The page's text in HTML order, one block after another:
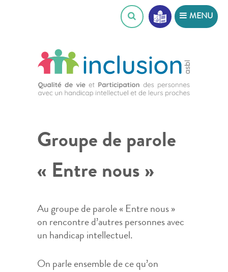
MENU
Groupe de parole
« Entre nous »
Au groupe de parole « Entre nous »
on rencontre d’autres personnes avec
un handicap intellectuel.
On parle ensemble de ce qu’on